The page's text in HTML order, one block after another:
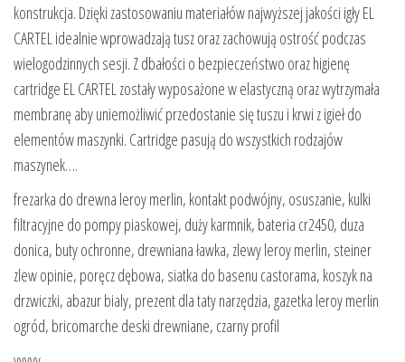
konstrukcja. Dzięki zastosowaniu materiałów najwyższej jakości igły EL
CARTEL idealnie wprowadzają tusz oraz zachowują ostrość podczas
wielogodzinnych sesji. Z dbałości o bezpieczeństwo oraz higienę
cartridge EL CARTEL zostały wyposażone w elastyczną oraz wytrzymała
membranę aby uniemożliwić przedostanie się tuszu i krwi z igieł do
elementów maszynki. Cartridge pasują do wszystkich rodzajów
maszynek….
frezarka do drewna leroy merlin, kontakt podwójny, osuszanie, kulki
filtracyjne do pompy piaskowej, duży karmnik, bateria cr2450, duza
donica, buty ochronne, drewniana ławka, zlewy leroy merlin, steiner
zlew opinie, poręcz dębowa, siatka do basenu castorama, koszyk na
drzwiczki, abazur bialy, prezent dla taty narzędzia, gazetka leroy merlin
ogród, bricomarche deski drewniane, czarny profil